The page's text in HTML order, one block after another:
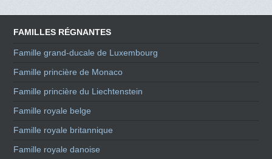
FAMILLES RÉGNANTES
Famille grand-ducale de Luxembourg
Famille princière de Monaco
Famille princière du Liechtenstein
Famille royale belge
Famille royale britannique
Famille royale danoise